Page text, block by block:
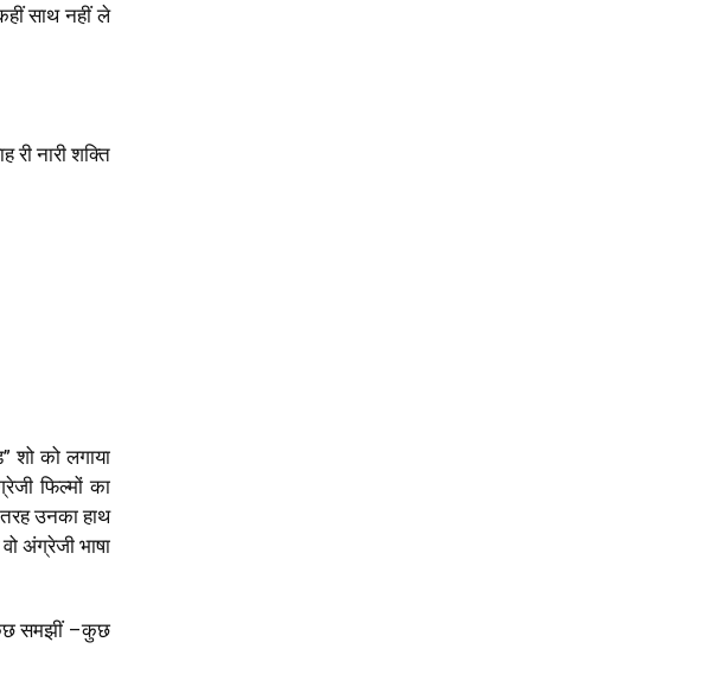
साथ नहीं ले
नारी शक्ति
शो को लगाया
फिल्मों का
तरह उनका हाथ
अंग्रेजी भाषा
समझीं –कुछ